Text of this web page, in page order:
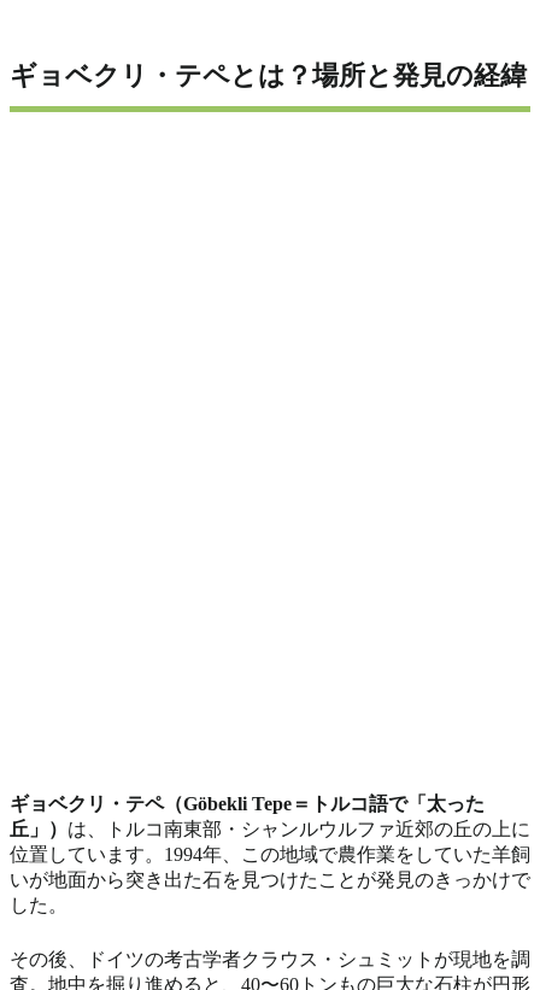
ギョベクリ・テペとは？場所と発見の経緯
ギョベクリ・テペ（Göbekli Tepe＝トルコ語で「太った
丘」） は、トルコ南東部・シャンルウルファ近郊の丘の上に
位置しています。1994年、この地域で農作業をしていた羊飼
いが地面から突き出た石を見つけたことが発見のきっかけで
した。
その後、ドイツの考古学者クラウス・シュミットが現地を調
査。地中を掘り進めると、40〜60トンもの巨大な石柱が円形